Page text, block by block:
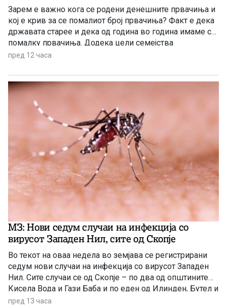
Зарем е важно кога се родени денешните првачиња и
кој е крив за се помалиот број првачиња? Факт е дека
државата старее и дека од година во година имаме се
помалку првачиња. Додека цели семејства
заминуваат од државата, политичарите си наоѓаат нова
итни мерки за да се спречи одливот на млади.
пред 12 часа
МЗ: Нови седум случаи на инфекција со
вирусот Западен Нил, сите од Скопје
Во текот на оваа недела во земјава се регистрирани
седум нови случаи на инфекција со вирусот Западен
Нил. Сите случаи се од Скопје – по два од општините
Кисела Вода и Гази Баба и по еден од Илинден, Бутел и
Аеродром. Новозаболените лица се на возраст од 60
пред 13 часа